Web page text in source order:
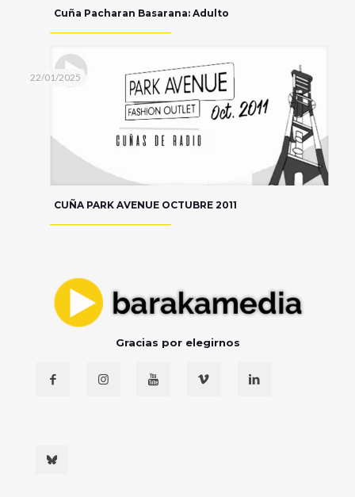
Cuña Pacharan Basarana: Adulto
22/01/2025
CUÑA PARK AVENUE OCTUBRE 2011
Gracias por elegirnos